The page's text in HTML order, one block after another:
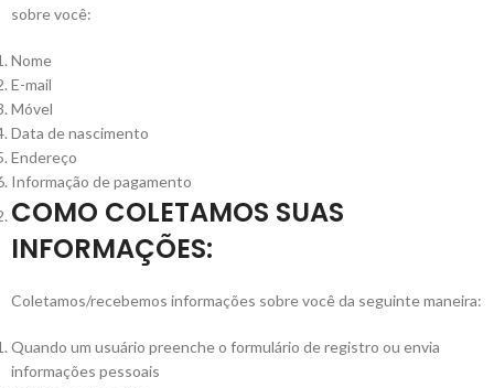
sobre você:
Nome
E-mail
Móvel
Data de nascimento
Endereço
Informação de pagamento
COMO COLETAMOS SUAS
INFORMAÇÕES:
Coletamos/recebemos informações sobre você da seguinte maneira:
Quando um usuário preenche o formulário de registro ou envia
informações pessoais